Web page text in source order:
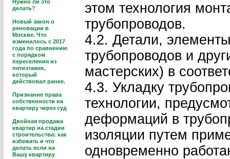
Нужно ли это
делать?
Новый закон о
реновации в
Москве. Что
изменилось с 2017
года по сравнению
с порядком
переселения из
пятиэтажек,
который
действовал ранее.
Признание права
собственности на
квартиру через суд
Двойная продажа
квартир на стадии
строительства: как
избежать и что
делать если на
Вашу квартиру
этом технология
трубопроводов.
4.2. Детали,
трубопроводов и
мастерских) в
4.3. Укладку
технологии,
деформаций в
изоляции путем
одновременно